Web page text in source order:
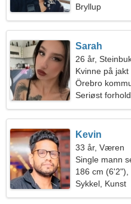
Bryllup
Sarah
26 år,
Kvinne på
Örebro
Seriøst forhold
Kevin
33 år, Væren
Single mann
186 cm
Sykkel, Kunst